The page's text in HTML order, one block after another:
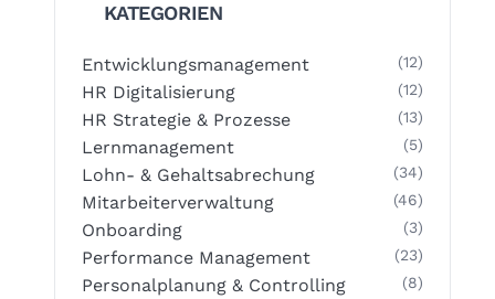
KATEGORIEN
Entwicklungsmanagement (12)
HR Digitalisierung (12)
HR Strategie & Prozesse (13)
Lernmanagement (5)
Lohn- & Gehaltsabrechung (34)
Mitarbeiterverwaltung (46)
Onboarding (3)
Performance Management (23)
Personalplanung & Controlling (8)